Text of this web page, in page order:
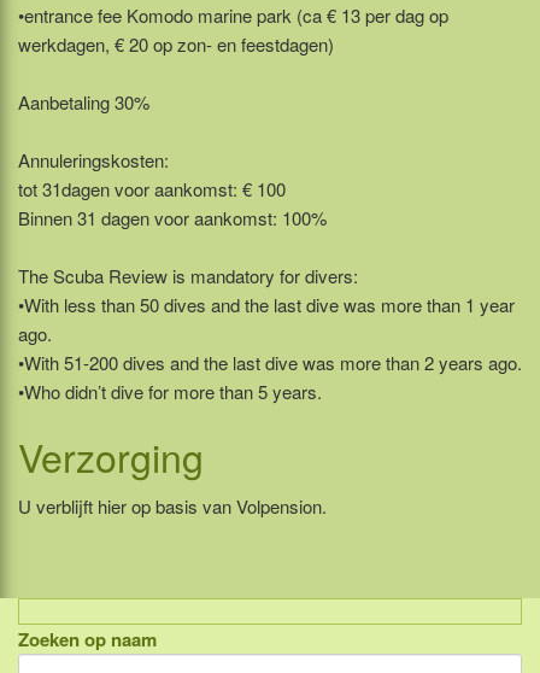
•entrance fee Komodo marine park (ca € 13 per dag op
werkdagen, € 20 op zon- en feestdagen)
Aanbetaling 30%
Annuleringskosten:
tot 31dagen voor aankomst: € 100
Binnen 31 dagen voor aankomst: 100%
The Scuba Review is mandatory for divers:
•With less than 50 dives and the last dive was more than 1 year
ago.
•With 51-200 dives and the last dive was more than 2 years ago.
•Who didn’t dive for more than 5 years.
Verzorging
U verblijft hier op basis van Volpension.
Indonesië, eilandcombinaties
Zoeken op naam